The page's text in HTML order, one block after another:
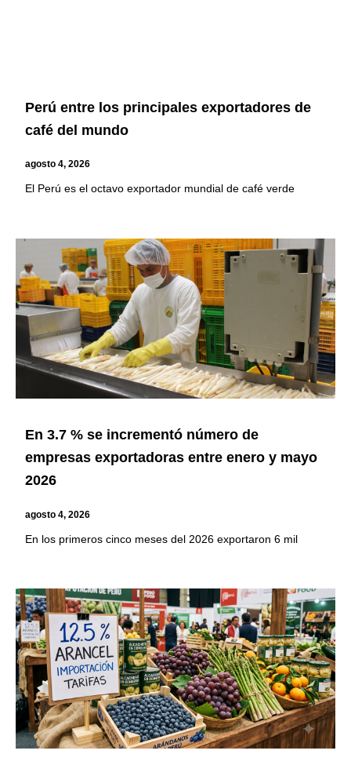
Perú entre los principales exportadores de
café del mundo
agosto 4, 2026
El Perú es el octavo exportador mundial de café verde
En 3.7 % se incrementó número de
empresas exportadoras entre enero y mayo
2026
agosto 4, 2026
En los primeros cinco meses del 2026 exportaron 6 mil